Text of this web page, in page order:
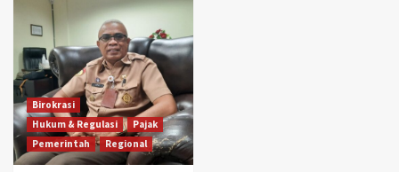
Birokrasi
Hukum & Regulasi
Pajak
Pemerintah
Regional